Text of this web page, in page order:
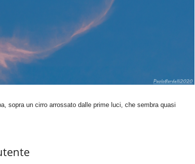
sopra un cirro arrossato dalle prime luci, che sembra quasi